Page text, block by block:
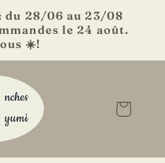
du 28/06 au 23/08
le 24 août.
☀️!
Panier